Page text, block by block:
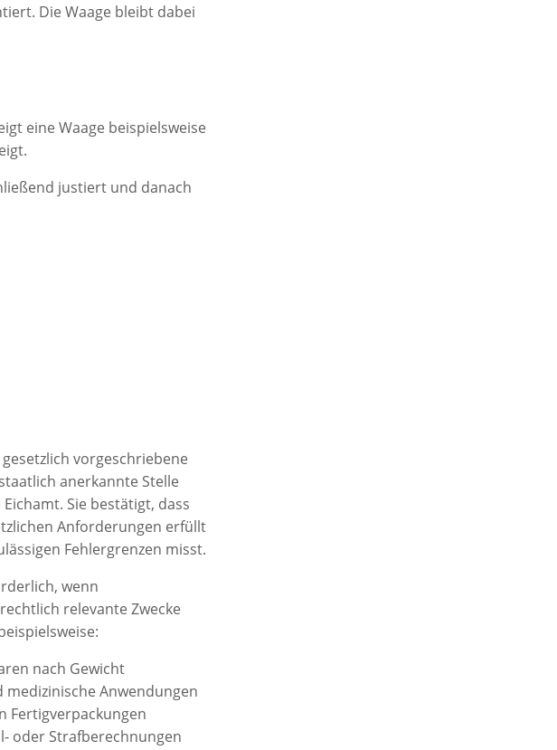
Die Waage bleibt dabei
eine Waage beispielsweise
justiert und danach
vorgeschriebene
anerkannte Stelle
Sie bestätigt, dass
Anforderungen erfüllt
Fehlergrenzen misst.
wenn
relevante Zwecke
nach Gewicht
medizinische Anwendungen
Fertigverpackungen
oder Strafberechnungen